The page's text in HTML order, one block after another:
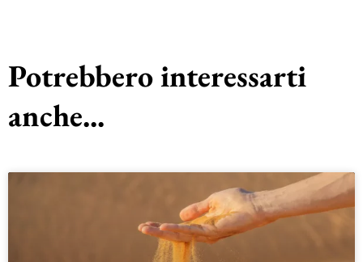
Potrebbero interessarti
anche...